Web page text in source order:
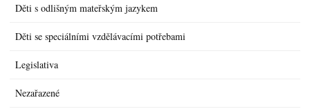
Děti s odlišným mateřským jazykem
Děti se speciálními vzdělávacími potřebami
Legislativa
Nezařazené